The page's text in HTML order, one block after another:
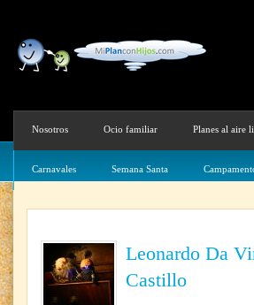
Nosotros Ocio familiar Planes al aire
Carnavales Semana Santa
Leonardo Da
Castillo